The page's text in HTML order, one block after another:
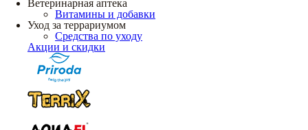
Ветеринарная аптека
Витамины и добавки
Уход за террариумом
Средства по уходу
Акции и скидки